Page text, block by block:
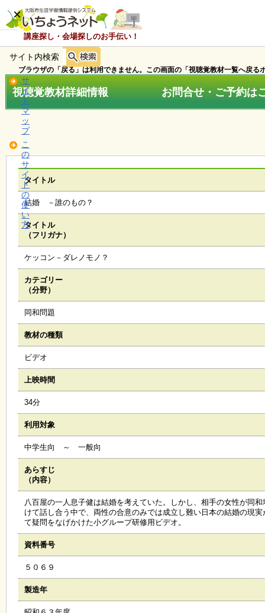
講座探し・会場探しのお手伝い！
×
ホ
ー
ム
知
ら
せ
講
座
・
イ
ベ
ト
設
約
い
木
覧
ギ
ラ
ー
サイト内検索
サ
イ
ト
マ
ッ
プ
こ
の
サ
イ
ト
の
使
い
方
ブラウザの「戻る」は利用できません。この画面の「視聴覚教材一覧へ戻る
視聴覚教材詳細情報 お問合せ・ご予約はこ
タイトル
結婚 －誰のもの？
タイトル
（フリガナ）
ケッコン－ダレノモノ？
カテゴリー
（分野）
同和問題
教材の種類
ビデオ
上映時間
34分
利用対象
中学生向 ～ 一般向
あらすじ
（内容）
八百屋の一人息子健は結婚を考えていた。しかし、相手の女性が同
けて話し合う中で、両性の合意のみでは成立し難い日本の結婚の現
て疑問をなげかけた小グループ研修用ビデオ。
資料番号
５０６９
製造年